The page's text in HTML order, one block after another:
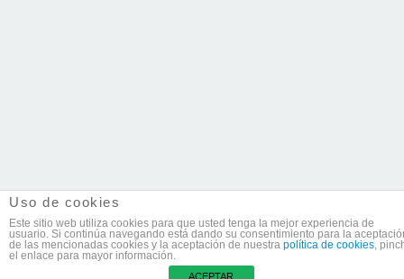
© 2026 Casas y Coches.
Uso de cookies
Este sitio web utiliza cookies para que usted tenga la mejor experiencia de
usuario. Si continúa navegando está dando su consentimiento para la
de las mencionadas cookies y la aceptación de nuestra política de cookies,
el enlace para mayor información.
ACEPTAR